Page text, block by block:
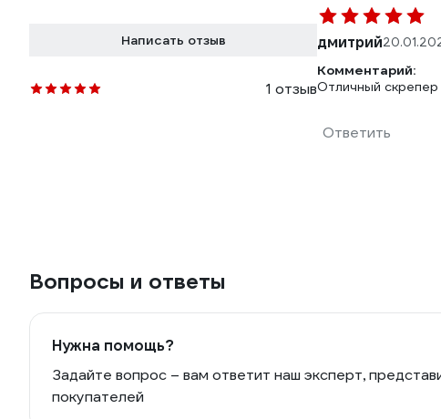
Написать отзыв
1 отзыв
дмитрий
Комментарий:
Отличный скрепер
Ответить
Вопросы и ответы
Нужна помощь?
Задайте вопрос – вам ответит наш эксперт,
покупателей